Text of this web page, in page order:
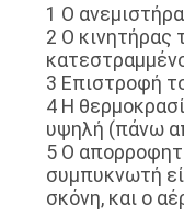
1 Ο
2 Ο κινητήρας
3 Επιστροφή
4 Η
υψηλή (πάνω
5 Ο
συμπυκνωτή
σκόνη, και ο